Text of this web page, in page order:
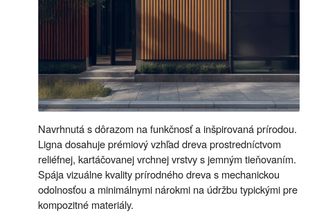
Navrhnutá s dôrazom na funkčnosť a inšpirovaná prírodou.
Ligna dosahuje prémiový vzhľad dreva prostredníctvom
reliéfnej, kartáčovanej vrchnej vrstvy s jemným tieňovaním.
Spája vizuálne kvality prírodného dreva s mechanickou
odolnosťou a minimálnymi nárokmi na údržbu typickými pre
kompozitné materiály.